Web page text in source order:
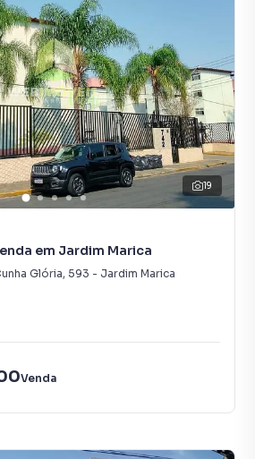
19
em Jardim Marica
Glória, 593 - Jardim Marica
Venda